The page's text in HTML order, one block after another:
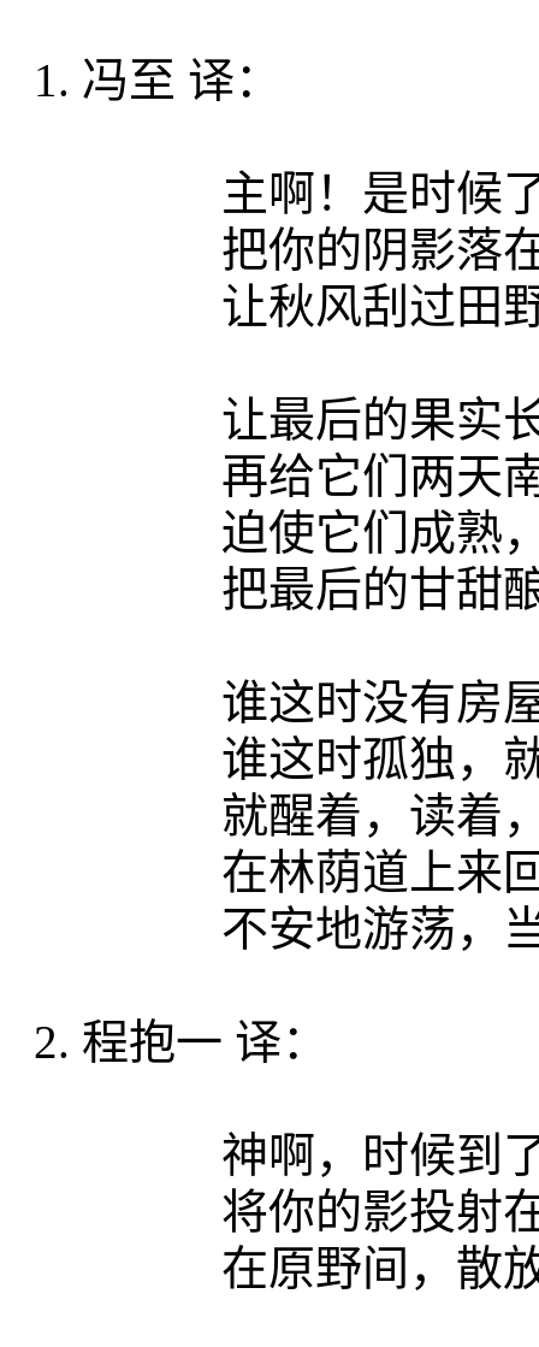
1. 冯至 译：
主啊！是时候了。
把你的阴影落在
让秋风刮过田
让最后的果实长
再给它们两天南
迫使它们成熟
把最后的甘甜酿
谁这时没有房屋
谁这时孤独，就
就醒着，读着，
在林荫道上来
不安地游荡，当
2. 程抱一 译：
神啊，时候到了
将你的影投射在
在原野间，散放